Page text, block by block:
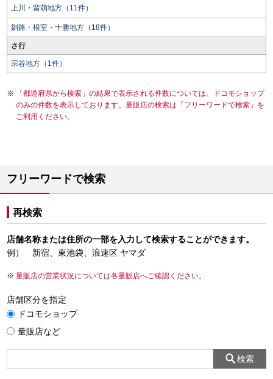
上川・留萌地方（11件）
釧路・根室・十勝地方（18件）
さ行
宗谷地方（1件）
「都道府県から検索」の結果で表示される件数については、ドコモショップ
のみの件数を表示しております。量販店の検索は「フリーワードで検索」を
ご利用ください。
フリーワードで検索
再検索
店舗名称または住所の一部を入力して検索することができます。
例） 新宿、東池袋、浪速区 ヤマダ
量販店の営業状況については各量販店へご確認ください。
店舗区分を指定
ドコモショップ
量販店など
検索